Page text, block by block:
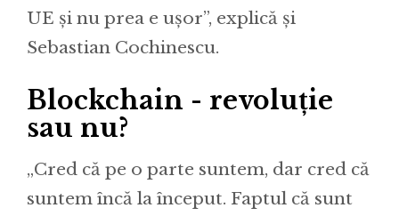
UE și nu prea e ușor”, explică și
Sebastian Cochinescu.
Blockchain - revoluție
sau nu?
„Cred că pe o parte suntem, dar cred că
suntem încă la început. Faptul că sunt